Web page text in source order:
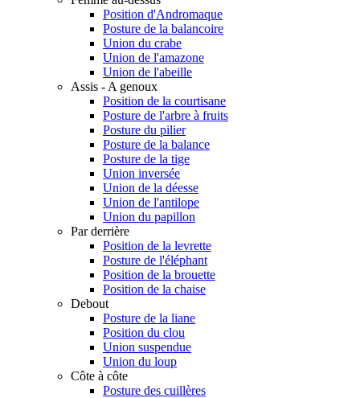
Position d'Andromaque
Posture de la balancoire
Union du crabe
Union de l'amazone
Union de l'abeille
Assis - A genoux
Position de la courtisane
Posture de l'arbre à fruits
Posture du pilier
Posture de la balance
Posture de la tige
Union inversée
Union de la déesse
Union de l'antilope
Union du papillon
Par derrière
Position de la levrette
Posture de l'éléphant
Position de la brouette
Position de la chaise
Debout
Posture de la liane
Position du clou
Union suspendue
Union du loup
Côte à côte
Posture des cuillères